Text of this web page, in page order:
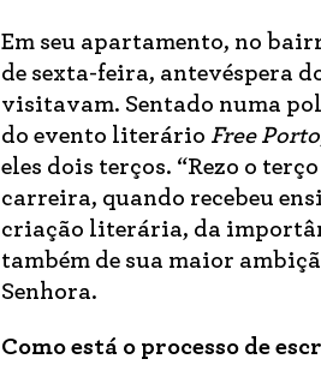
Em seu apartamento, no
de sexta-feira, antevéspera
visitavam. Sentado numa
do evento literário Free Porto
eles dois terços. “Rezo o
carreira, quando recebeu
criação literária, da
também de sua maior
Senhora.
Como está o processo de